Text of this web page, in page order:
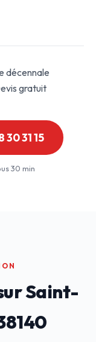
décennale
gratuit
31 15
30 min
Saint-